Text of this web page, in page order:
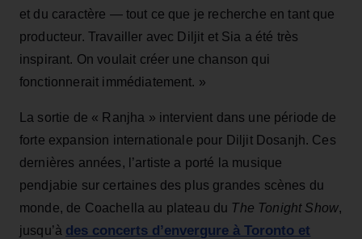
et du caractère — tout ce que je recherche en tant que
producteur. Travailler avec Diljit et Sia a été très
inspirant. On voulait créer une chanson qui
fonctionnerait immédiatement. »
La sortie de « Ranjha » intervient dans une période de
forte expansion internationale pour Diljit Dosanjh. Ces
dernières années, l’artiste a porté la musique
pendjabie sur certaines des plus grandes scènes du
monde, de Coachella au plateau du The Tonight Show,
jusqu’à des concerts d’envergure à Toronto et